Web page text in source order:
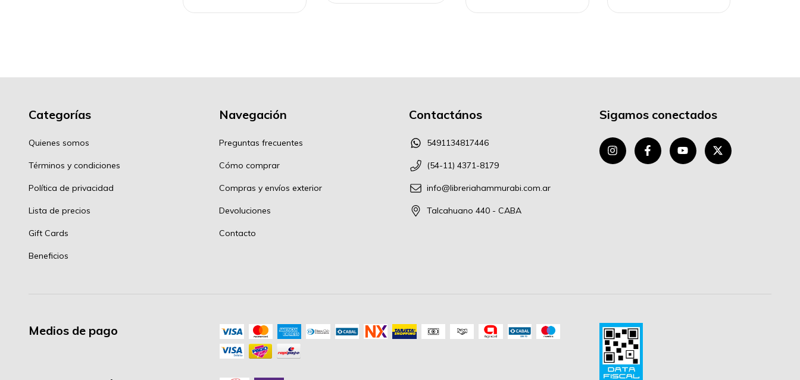
Categorías
Quienes somos
Términos y condiciones
Política de privacidad
Lista de precios
Gift Cards
Beneficios
Navegación
Preguntas frecuentes
Cómo comprar
Compras y envíos exterior
Devoluciones
Contacto
Contactános
5491134817446
(54-11) 4371-8179
info@libreriahammurabi.com.ar
Talcahuano 440 - CABA
Sigamos conectados
Medios de pago